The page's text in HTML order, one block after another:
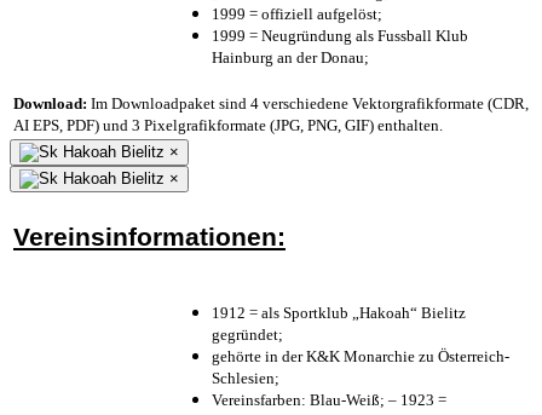
1999 = offiziell aufgelöst;
1999 = Neugründung als Fussball Klub
Hainburg an der Donau;
Download: Im Downloadpaket sind 4 verschiedene Vektorgrafikformate (CDR,
AI EPS, PDF) und 3 Pixelgrafikformate (JPG, PNG, GIF) enthalten.
×
×
Vereinsinformationen:
1912 = als Sportklub „Hakoah“ Bielitz
gegründet;
gehörte in der K&K Monarchie zu Österreich-
Schlesien;
Vereinsfarben: Blau-Weiß; – 1923 =